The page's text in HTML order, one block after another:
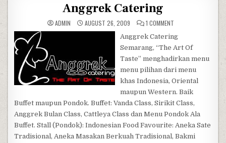
Anggrek Catering
ADMIN AUGUST 26, 2009 1 COMMENTON ANGGREK
Anggrek Catering
Semarang, “The Art Of
Taste” menghadirkan menu
menu pilihan dari menu
khas Indonesia, Oriental
maupun Western. Baik
Buffet maupun Pondok. Buffet: Vanda Class, Sirikit Class,
Anggrek Bulan Class, Cattleya Class dan Menu Pondok Ala
Buffet. Stall (Pondok): Indonesian Food Favourite: Aneka Sate
Tradisional, Aneka Masakan Berkuah Tradisional, Bakmi